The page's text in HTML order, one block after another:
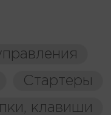
Стартеры
клавиши